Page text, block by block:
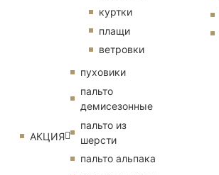
куртки
плащи
ветровки
АКЦИЯ
пуховики
пальто
демисезонные
пальто из
шерсти
пальто альпака